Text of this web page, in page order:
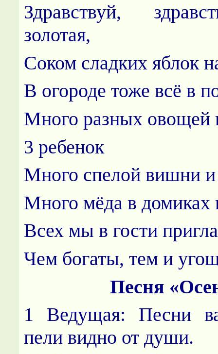
Здравствуй,
золотая,
Соком сладких яблок
В огороде тоже всё в
Много разных овощей
3 ребенок
Много спелой вишни
Много мёда в домиках
Всех мы в гости
Чем богаты, тем и
Песня
1 Ведущая: Песни
пели видно от души.